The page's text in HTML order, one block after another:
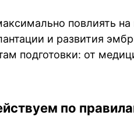
повлиять на
и развития
подготовки: от
по